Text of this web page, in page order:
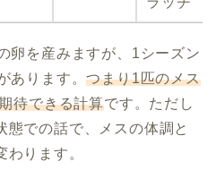
卵を産みますが、1シーズン
あります。つまり1匹のメス
待できる計算です。ただし
態での話で、メスの体調と
ります。